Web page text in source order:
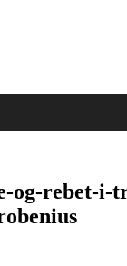
og-rebet-i-